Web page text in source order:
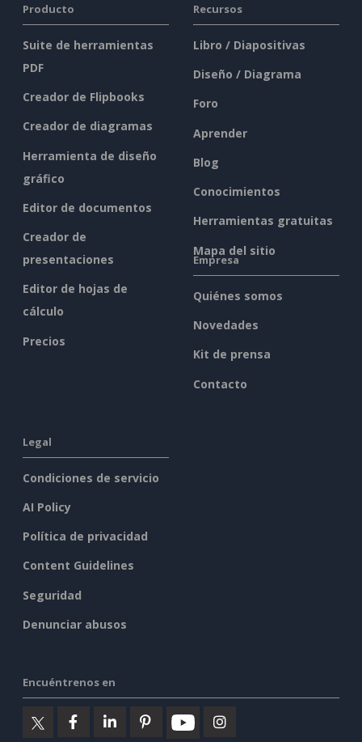
Producto
Suite de herramientas
PDF
Creador de Flipbooks
Creador de diagramas
Herramienta de diseño
gráfico
Editor de documentos
Creador de
presentaciones
Editor de hojas de
cálculo
Precios
Recursos
Libro / Diapositivas
Diseño / Diagrama
Foro
Aprender
Blog
Conocimientos
Herramientas gratuitas
Mapa del sitio
Empresa
Quiénes somos
Novedades
Kit de prensa
Contacto
Legal
Condiciones de servicio
AI Policy
Política de privacidad
Content Guidelines
Seguridad
Denunciar abusos
Encuéntrenos en